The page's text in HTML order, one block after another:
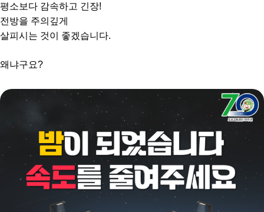
평소보다 감속하고 긴장!
전방을 주의깊게
살피시는 것이 좋겠습니다.
왜냐구요?